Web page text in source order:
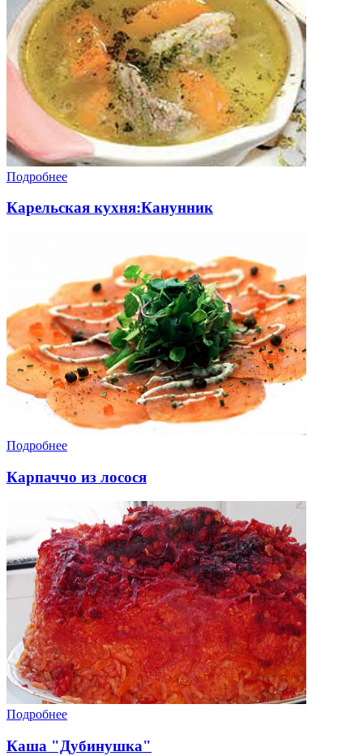
Подробнее
Карельская кухня:Канунник
Подробнее
Карпаччо из лосося
Подробнее
Каша "Дубинушка"